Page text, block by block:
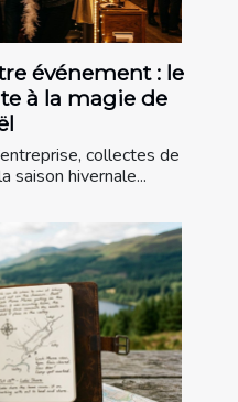
événement : le
à la magie de
collectes de
saison hivernale...